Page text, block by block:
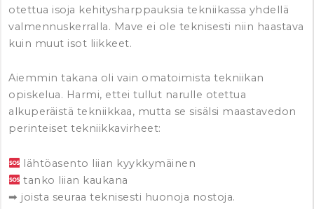
otettua isoja kehitysharppauksia tekniikassa yhdellä
valmennuskerralla. Mave ei ole teknisesti niin haastava
kuin muut isot liikkeet.
Aiemmin takana oli vain omatoimista tekniikan
opiskelua. Harmi, ettei tullut narulle otettua
alkuperäistä tekniikkaa, mutta se sisälsi maastavedon
perinteiset tekniikkavirheet:
lähtöasento liian kyykkymäinen
tanko liian kaukana
➡ joista seuraa teknisesti huonoja nostoja.